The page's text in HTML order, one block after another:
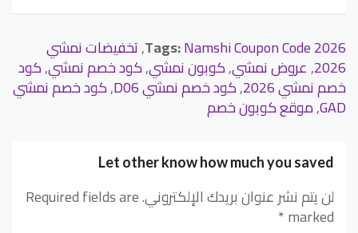
Tags:Namshi Coupon Code 2026
,تخفيضات نمشي
2026
,عروض نمشي,كوبون نمشي,كود خصم نمشي,كود
خصم نمشي 2026 ,كود خصم نمشي D06 ,كود خصم نمشي
GAD
,موقع كوبون خصم
Let other know how much you saved
لن يتم نشر عنوان بريدك الإلكتروني.Required fields are
marked
*